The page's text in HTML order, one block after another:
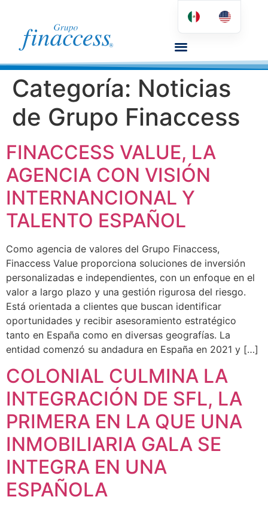
Categoría: Noticias
de Grupo Finaccess
FINACCESS VALUE, LA
AGENCIA CON VISIÓN
INTERNANCIONAL Y
TALENTO ESPAÑOL
Como agencia de valores del Grupo Finaccess,
Finaccess Value proporciona soluciones de inversión
personalizadas e independientes, con un enfoque en el
valor a largo plazo y una gestión rigurosa del riesgo.
Está orientada a clientes que buscan identificar
oportunidades y recibir asesoramiento estratégico
tanto en España como en diversas geografías. La
entidad comenzó su andadura en España en 2021 y […]
COLONIAL CULMINA LA
INTEGRACIÓN DE SFL, LA
PRIMERA EN LA QUE UNA
INMOBILIARIA GALA SE
INTEGRA EN UNA
ESPAÑOLA